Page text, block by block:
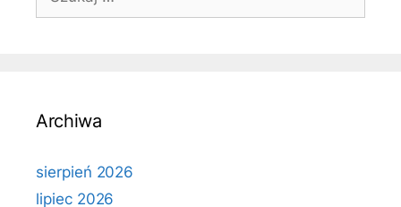
Archiwa
sierpień 2026
lipiec 2026